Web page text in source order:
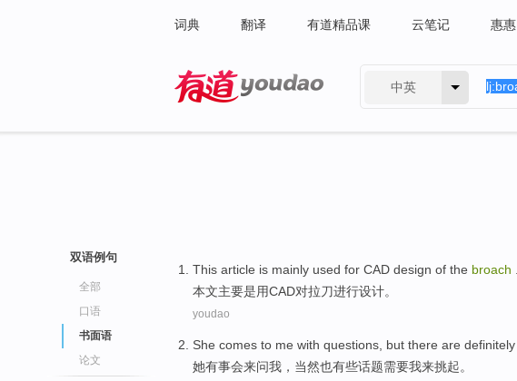
词典 翻译 有道精品课 云笔记 惠惠
中英
双语例句
全部
口语
书面语
论文
This article is mainly used for CAD design of the broach
本文主要是用CAD对拉刀进行设计。
youdao
She comes to me with questions but there are definitely
她有事会来问我 ， 当然也有些话题需要我来挑起。